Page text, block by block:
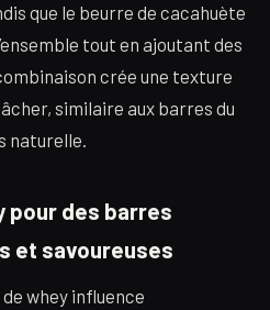
que le beurre de cacahuète
tout en ajoutant des
crée une texture
similaire aux barres du
naturelle.
pour des barres
et savoureuses
whey influence